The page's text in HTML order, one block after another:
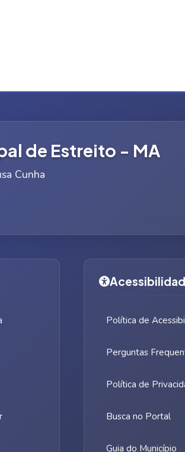
de Estreito - MA
Cunha
Política de
Perguntas
Política de
Busca no Portal
Guia do Município